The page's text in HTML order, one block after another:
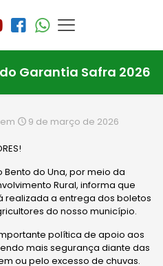
Garantia Safra 2026
em 9 de março de 2026
Bento do Una, por meio da
Rural, informa que
realizada a entrega dos boletos
do nosso município.
política de apoio aos
mais segurança diante das
ou pelo excesso de chuvas.